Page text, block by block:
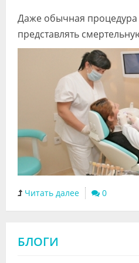
Форум
Специалисты
Блоги
Лаборатории
Даже обычная
представлять
Читать далее 0
БЛОГИ